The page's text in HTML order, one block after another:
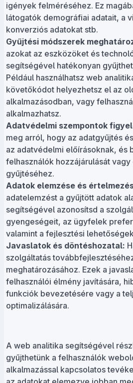
igények felméréséhez. Ez
látogatók demográfiai adatait, a
konverziós adatokat stb.
Gyűjtési módszerek
azokat az eszközöket és
segítségével hatékonyan
Például használhatsz web
követőkódot helyezhetsz el az
alkalmazásodban, vagy
alkalmazhatsz.
Adatvédelmi szempontok
meg arról, hogy az adatgyűjtés
az adatvédelmi előírásoknak, és
felhasználók hozzájárulását
gyűjtéséhez.
Adatok elemzése és
adatelemzést a gyűjtött adatok
segítségével azonosítsd a
gyengeségeit, az ügyfelek
valamint a fejlesztési
Javaslatok és döntéshozatal:
szolgáltatás
meghatározásához. Ezek a
felhasználói élmény javítására,
funkciók bevezetésére vagy a
optimalizálására.
A web analitika segítségével
gyűjthetünk a felhasználók
alkalmazással kapcsolatos